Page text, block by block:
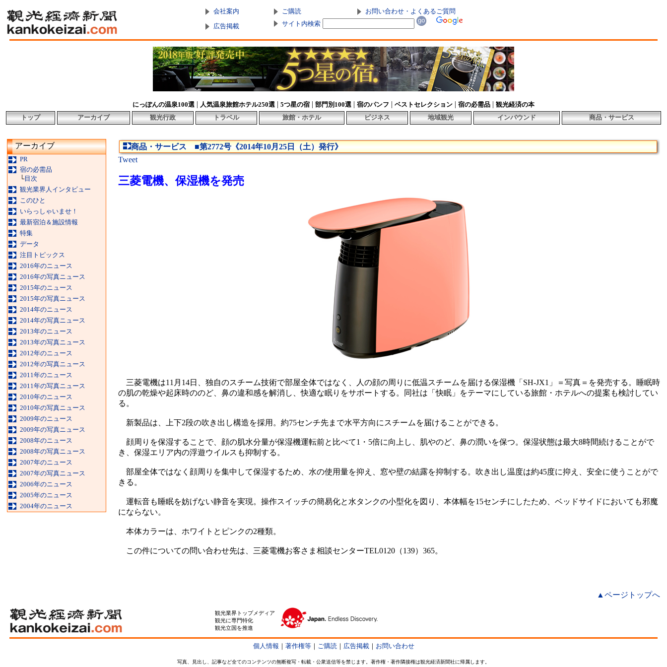
会社案内 ご購読
お問い合わせ・よくあるご質問
広告掲載
サイト内検索
にっぽんの温泉100選 | 人気温泉旅館ホテル250選 | 5つ星の宿 | 部門別100選 | 宿のパンフ | ベストセレクション | 宿の必需品 | 観光経済の本
トップ
アーカイブ 観光行政 トラベル 旅館・ホテル ビジネス 地域観光 インバウンド 商品・サービス
アーカイブ
PR
宿の必需品
└目次
観光業界人インタビュー
このひと
いらっしゃいませ！
最新宿泊＆施設情報
特集
データ
注目トピックス
2016年のニュース
2016年の写真ニュース
2015年のニュース
2015年の写真ニュース
2014年のニュース
2014年の写真ニュース
2013年のニュース
2013年の写真ニュース
2012年のニュース
2012年の写真ニュース
2011年のニュース
2011年の写真ニュース
2010年のニュース
2010年の写真ニュース
2009年のニュース
2009年の写真ニュース
2008年のニュース
2008年の写真ニュース
2007年のニュース
2007年の写真ニュース
2006年のニュース
2005年のニュース
2004年のニュース
商品・サービス ■第2772号《2014年10月25日（土）発行》
Tweet
三菱電機、保湿機を発売
三菱電機は11月14日、独自のスチーム技術で部屋全体ではなく、人の顔の周りに低温スチームを届ける保湿機「SH‐JX1」＝写真＝を発売する。睡眠時
の肌の乾燥や起床時ののど、鼻の違和感を解消し、快適な眠りをサポートする。同社は「快眠」をテーマにしている旅館・ホテルへの提案も検討してい
る。
新製品は、上下2段の吹き出し構造を採用。約75センチ先まで水平方向にスチームを届けることができる。
顔周りを保湿することで、顔の肌水分量が保湿機運転前と比べて1・5倍に向上し、肌やのど、鼻の潤いを保つ。保湿状態は最大8時間続けることがで
き、保湿エリア内の浮遊ウイルスも抑制する。
部屋全体ではなく顔周りを集中して保湿するため、水の使用量を抑え、窓や壁の結露を抑制する。吹き出し温度は約45度に抑え、安全に使うことがで
きる。
運転音も睡眠を妨げない静音を実現。操作スイッチの簡易化と水タンクの小型化を図り、本体幅を15センチにしたため、ベッドサイドにおいても邪魔
にならない。
本体カラーは、ホワイトとピンクの2種類。
この件についての問い合わせ先は、三菱電機お客さま相談センターTEL0120（139）365。
▲ページトップへ
観光業界トップメディア
観光に専門特化
観光立国を推進
個人情報 ｜ 著作権等｜ ご購読｜ 広告掲載｜ お問い合わせ
写真、見出し、記事など全てのコンテンツの無断複写・転載・公衆送信等を禁じます。著作権・著作隣接権は観光経済新聞社に帰属します。